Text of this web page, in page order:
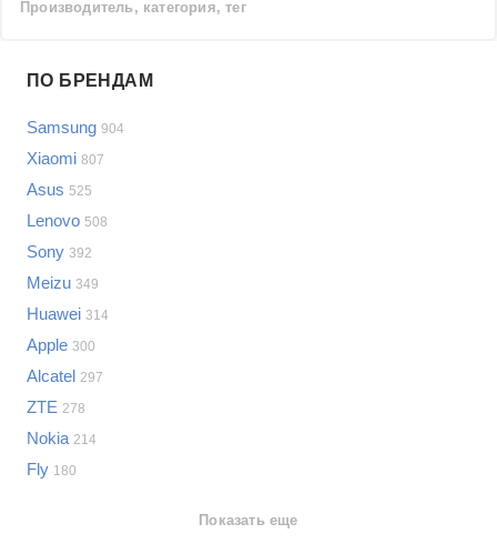
Производитель, категория, тег
Samsung
LG
Sony
Bosch
Asus
Lenovo
Indesit
JBL
Показать еще
Проблемы по категориям
Сотовые телефоны
Сотовые телефоны
Планшеты
ПО БРЕНДАМ
Samsung 904
Xiaomi 807
Asus 525
Lenovo 508
Sony 392
Meizu 349
Huawei 314
Apple 300
Alcatel 297
ZTE 278
Nokia 214
Fly 180
Показать еще